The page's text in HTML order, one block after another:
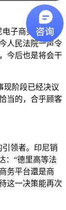
子商务平台的
人民法院一声令
今后也是将会干
现阶段已经决议
当的，合乎顾客
引领者。印尼销
：“德里高等法
务平台還是商
这一决策能再次